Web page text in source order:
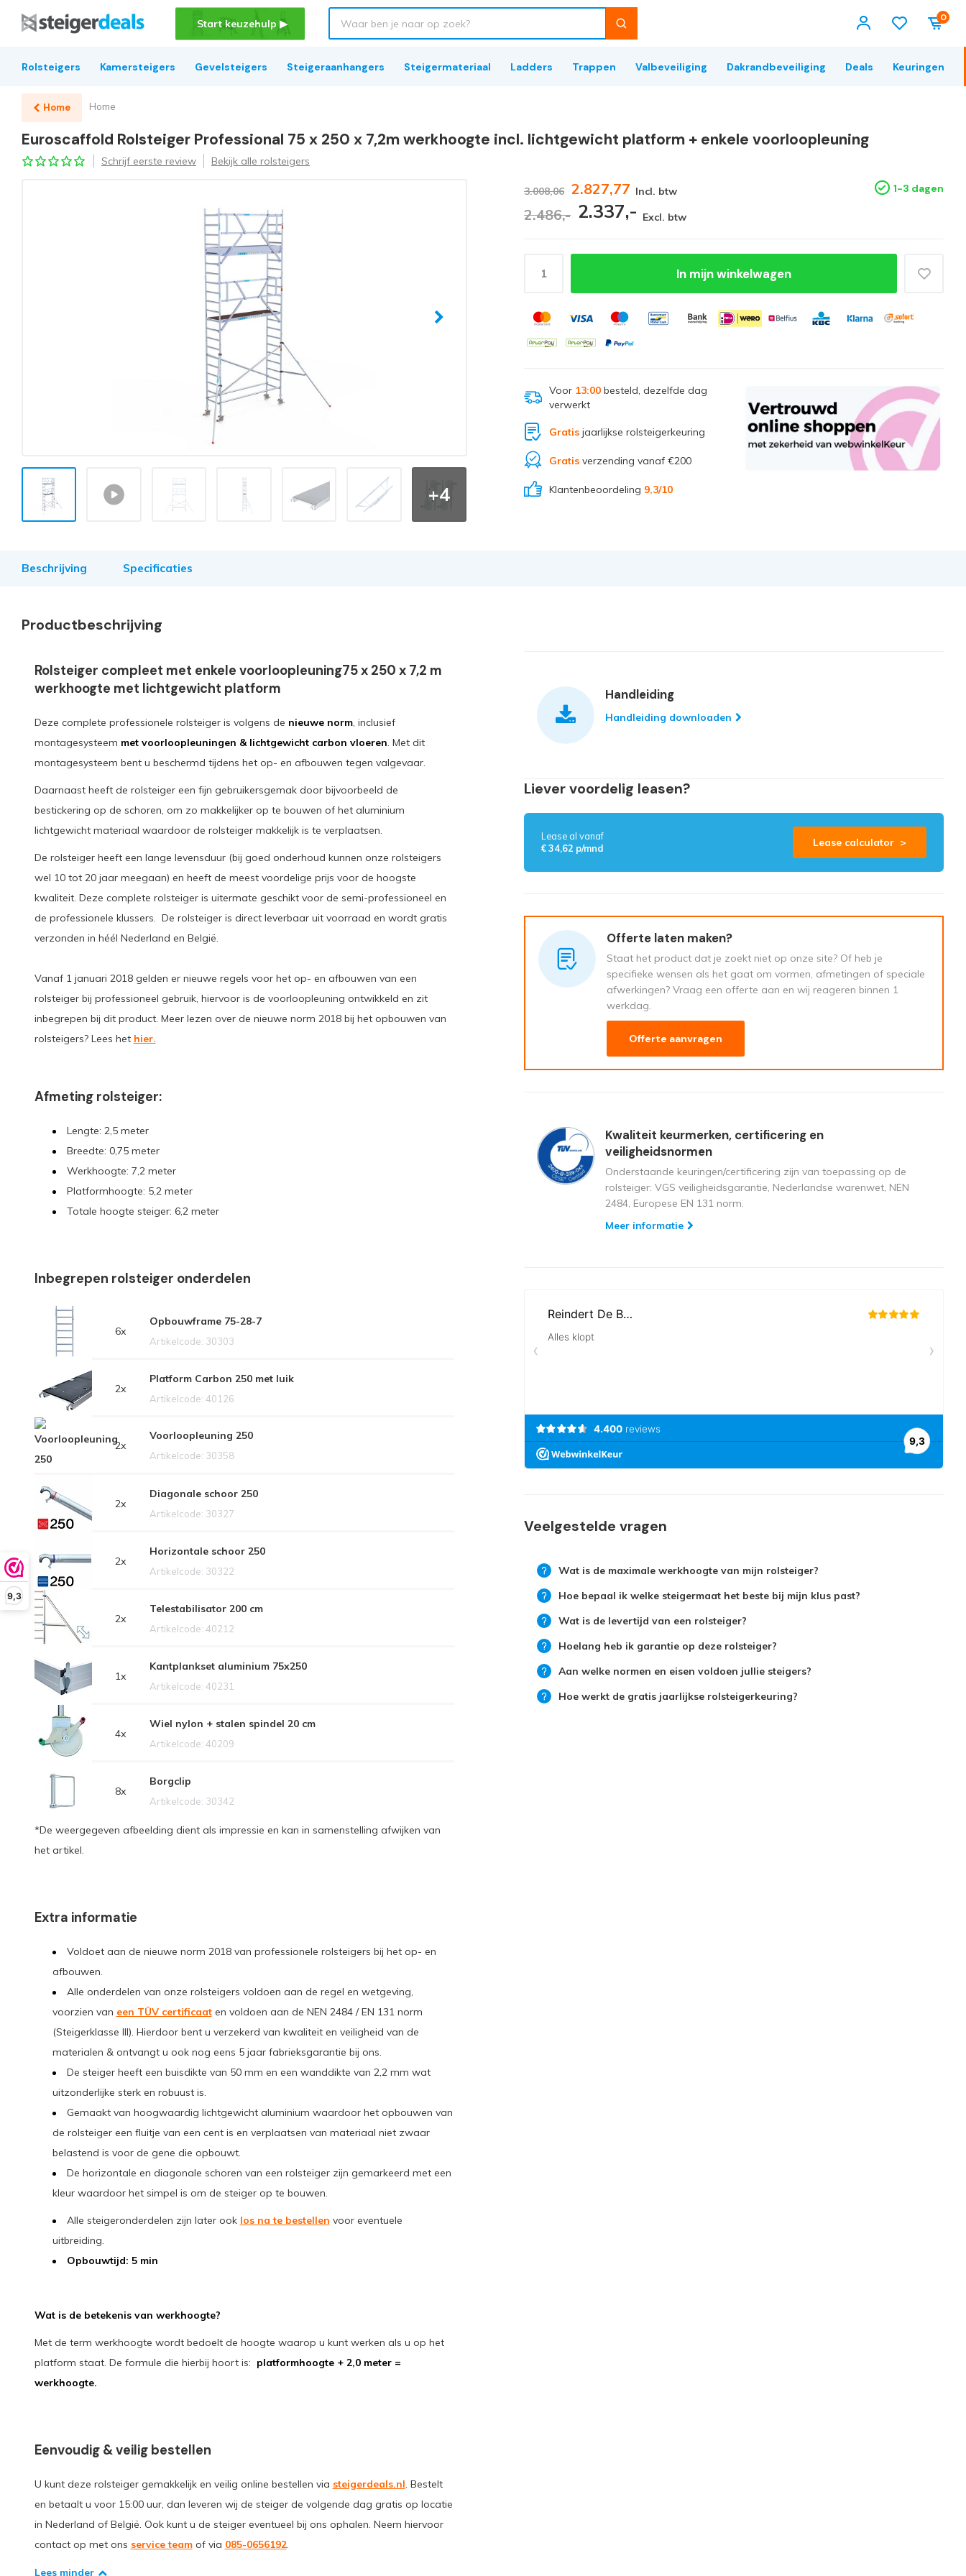
9,3
Start keuzehulp ▶ 0
Rolsteigers Kamersteigers Gevelsteigers Steigeraanhangers Steigermateriaal Ladders Trappen Valbeveiliging Dakrandbeveiliging Deals Keuringen
Home Home
Euroscaffold Rolsteiger Professional 75 x 250 x 7,2m werkhoogte incl. lichtgewicht platform + enkele voorloopleuning
Schrijf eerste review Bekijk alle rolsteigers
+4
3.008,06 2.827,77 Incl. btw
2.486,- 2.337,- Excl. btw
1-3 dagen
In mijn winkelwagen
Voor 13:00 besteld, dezelfde dag
verwerkt
Gratis jaarlijkse rolsteigerkeuring
Gratis verzending vanaf €200
Klantenbeoordeling 9,3/10
Beschrijving Specificaties
Productbeschrijving
Rolsteiger compleet met enkele voorloopleuning75 x 250 x 7,2 m
werkhoogte met lichtgewicht platform
Deze complete professionele rolsteiger is volgens de nieuwe norm, inclusief
montagesysteem met voorloopleuningen & lichtgewicht carbon vloeren. Met dit
montagesysteem bent u beschermd tijdens het op- en afbouwen tegen valgevaar.
Daarnaast heeft de rolsteiger een fijn gebruikersgemak door bijvoorbeeld de
bestickering op de schoren, om zo makkelijker op te bouwen of het aluminium
lichtgewicht materiaal waardoor de rolsteiger makkelijk is te verplaatsen.
De rolsteiger heeft een lange levensduur (bij goed onderhoud kunnen onze rolsteigers
wel 10 tot 20 jaar meegaan) en heeft de meest voordelige prijs voor de hoogste
kwaliteit. Deze complete rolsteiger is uitermate geschikt voor de semi-professioneel en
de professionele klussers. De rolsteiger is direct leverbaar uit voorraad en wordt gratis
verzonden in héél Nederland en België.
Vanaf 1 januari 2018 gelden er nieuwe regels voor het op- en afbouwen van een
rolsteiger bij professioneel gebruik, hiervoor is de voorloopleuning ontwikkeld en zit
inbegrepen bij dit product. Meer lezen over de nieuwe norm 2018 bij het opbouwen van
rolsteigers? Lees het hier.
Afmeting rolsteiger:
Lengte: 2,5 meter
Breedte: 0,75 meter
Werkhoogte: 7,2 meter
Platformhoogte: 5,2 meter
Totale hoogte steiger: 6,2 meter
Inbegrepen rolsteiger onderdelen
6x
Opbouwframe 75-28-7
Artikelcode: 30303
2x
Platform Carbon 250 met luik
Artikelcode: 40126
2x
Voorloopleuning 250
Artikelcode: 30358
2x
Diagonale schoor 250
Artikelcode: 30327
2x
Horizontale schoor 250
Artikelcode: 30322
2x
Telestabilisator 200 cm
Artikelcode: 40212
1x
Kantplankset aluminium 75x250
Artikelcode: 40231
4x
Wiel nylon + stalen spindel 20 cm
Artikelcode: 40209
8x
Borgclip
Artikelcode: 30342
*De weergegeven afbeelding dient als impressie en kan in samenstelling afwijken van
het artikel.
Extra informatie
Voldoet aan de nieuwe norm 2018 van professionele rolsteigers bij het op- en
afbouwen.
Alle onderdelen van onze rolsteigers voldoen aan de regel en wetgeving,
voorzien van een TÜV certificaaten voldoen aan de NEN 2484 / EN 131 norm
(Steigerklasse III). Hierdoor bent u verzekerd van kwaliteit en veiligheid van de
materialen & ontvangt u ook nog eens 5 jaar fabrieksgarantie bij ons.
De steiger heeft een buisdikte van 50 mm en een wanddikte van 2,2 mm wat
uitzonderlijke sterk en robuust is.
Gemaakt van hoogwaardig lichtgewicht aluminium waardoor het opbouwen van
de rolsteiger een fluitje van een cent is en verplaatsen van materiaal niet zwaar
belastend is voor de gene die opbouwt.
De horizontale en diagonale schoren van een rolsteiger zijn gemarkeerd met een
kleur waardoor het simpel is om de steiger op te bouwen.
Alle steigeronderdelen zijn later ook los na te bestellen voor eventuele
uitbreiding.
Opbouwtijd: 5 min
Wat is de betekenis van werkhoogte?
Met de term werkhoogte wordt bedoelt de hoogte waarop u kunt werken als u op het
platform staat. De formule die hierbij hoort is: platformhoogte + 2,0 meter =
werkhoogte.
Eenvoudig & veilig bestellen
U kunt deze rolsteiger gemakkelijk en veilig online bestellen via steigerdeals.nl. Bestelt
en betaalt u voor 15:00 uur, dan leveren wij de steiger de volgende dag gratis op locatie
in Nederland of België. Ook kunt u de steiger eventueel bij ons ophalen. Neem hiervoor
contact op met ons service teamof via 085-0656192.
Lees minder
Handleiding
Handleiding downloaden
Liever voordelig leasen?
Lease al vanaf
€ 34,62 p/mnd
Lease calculator >
Offerte laten maken?
Staat het product dat je zoekt niet op onze site? Of heb je
specifieke wensen als het gaat om vormen, afmetingen of speciale
afwerkingen? Vraag een offerte aan en wij reageren binnen 1
werkdag.
Offerte aanvragen
Kwaliteit keurmerken, certificering en
veiligheidsnormen
Onderstaande keuringen/certificering zijn van toepassing op de
rolsteiger: VGS veiligheidsgarantie, Nederlandse warenwet, NEN
2484, Europese EN 131 norm.
Meer informatie
Veelgestelde vragen
Wat is de maximale werkhoogte van mijn rolsteiger?
Hoe bepaal ik welke steigermaat het beste bij mijn klus past?
Wat is de levertijd van een rolsteiger?
Hoelang heb ik garantie op deze rolsteiger?
Aan welke normen en eisen voldoen jullie steigers?
Hoe werkt de gratis jaarlijkse rolsteigerkeuring?